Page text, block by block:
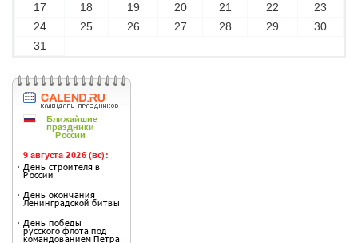
17
18 19 20 21 22
23
24
25 26 27 28 29
30
31